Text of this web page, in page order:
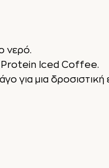
νερό.
Protein Iced Coffee.
για μια δροσιστική